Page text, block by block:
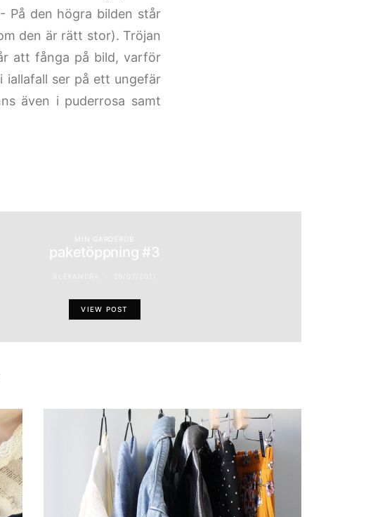
På den högra bilden står
den är rätt stor). Tröjan
att fånga på bild, varför
ser på ett ungefär
även i puderrosa samt
MIN GARDEROB
paketöppning #3
VIEW POST